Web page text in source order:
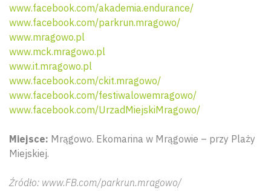
www.facebook.com/akademia.endurance/
www.facebook.com/parkrun.mragowo/
www.mragowo.pl
www.mck.mragowo.pl
www.it.mragowo.pl
www.facebook.com/ckit.mragowo/
www.facebook.com/festiwalowemragowo/
www.facebook.com/UrzadMiejskiMragowo/
Miejsce: Mrągowo. Ekomarina w Mrągowie – przy Plaży
Miejskiej.
Źródło: www.FB.com/parkrun.mragowo/